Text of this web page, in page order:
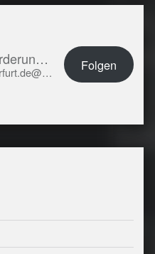
Verein zur Förderung von Technikkultur in Erfurt e.V.
@technikkultur-erfurt.de@technikkultur-erfurt.de Folgen